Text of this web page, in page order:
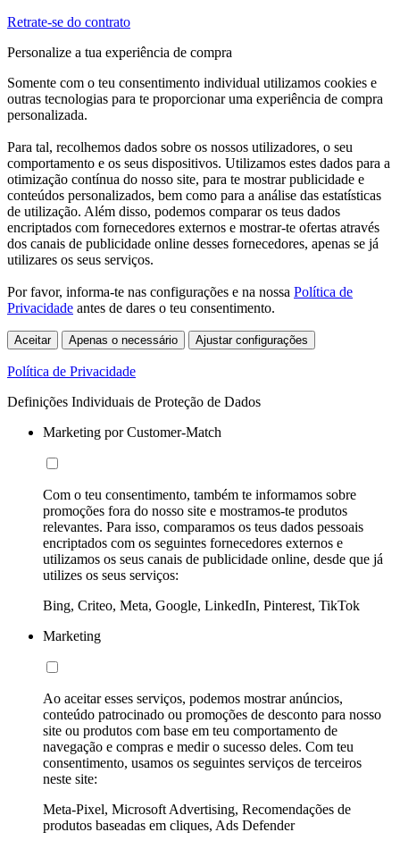
Retrate-se do contrato
Personalize a tua experiência de compra
Somente com o teu consentimento individual utilizamos cookies e
outras tecnologias para te proporcionar uma experiência de compra
personalizada.
Para tal, recolhemos dados sobre os nossos utilizadores, o seu
comportamento e os seus dispositivos. Utilizamos estes dados para a
otimização contínua do nosso site, para te mostrar publicidade e
conteúdos personalizados, bem como para a análise das estatísticas
de utilização. Além disso, podemos comparar os teus dados
encriptados com fornecedores externos e mostrar-te ofertas através
dos canais de publicidade online desses fornecedores, apenas se já
utilizares os seus serviços.
Por favor, informa-te nas configurações e na nossa Política de
Privacidade antes de dares o teu consentimento.
Aceitar Apenas o necessário Ajustar configurações
Política de Privacidade
Definições Individuais de Proteção de Dados
Marketing por Customer-Match
Com o teu consentimento, também te informamos sobre
promoções fora do nosso site e mostramos-te produtos
relevantes. Para isso, comparamos os teus dados pessoais
encriptados com os seguintes fornecedores externos e
utilizamos os seus canais de publicidade online, desde que já
utilizes os seus serviços:
Bing, Criteo, Meta, Google, LinkedIn, Pinterest, TikTok
Marketing
Ao aceitar esses serviços, podemos mostrar anúncios,
conteúdo patrocinado ou promoções de desconto para nosso
site ou produtos com base em teu comportamento de
navegação e compras e medir o sucesso deles. Com teu
consentimento, usamos os seguintes serviços de terceiros
neste site:
Meta-Pixel, Microsoft Advertising, Recomendações de
produtos baseadas em cliques, Ads Defender